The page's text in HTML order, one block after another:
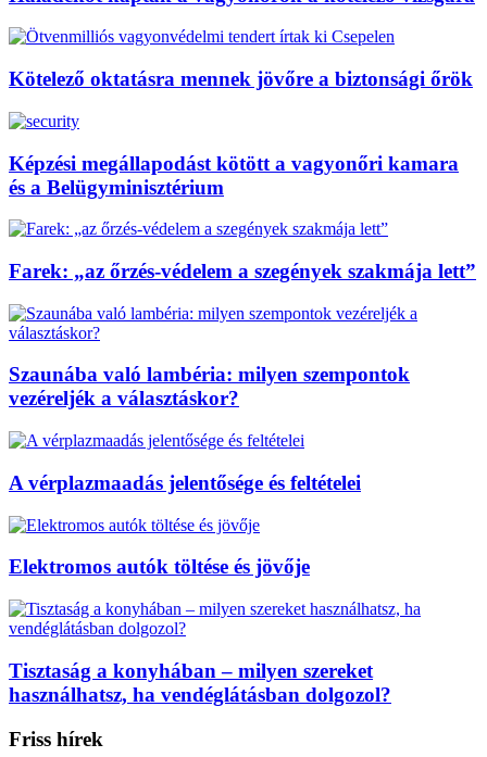
Kötelező oktatásra mennek jövőre a biztonsági őrök
Képzési megállapodást kötött a vagyonőri kamara
és a Belügyminisztérium
Farek: „az őrzés-védelem a szegények szakmája lett”
Szaunába való lambéria: milyen szempontok
vezéreljék a választáskor?
A vérplazmaadás jelentősége és feltételei
Elektromos autók töltése és jövője
Tisztaság a konyhában – milyen szereket
használhatsz, ha vendéglátásban dolgozol?
Friss hírek